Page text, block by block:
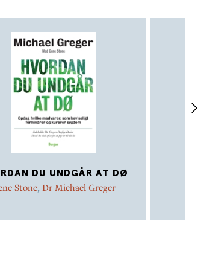
DU UNDGÅR AT DØ
Stone, Dr Michael Greger